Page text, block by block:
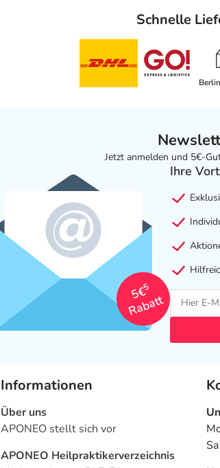
Schnelle
Jetzt anmelden und 5€-
5€
5
Rabatt
Ihre
Informationen
Über uns
APONEO stellt sich vor
APONEO Heilpraktikerverzeichnis